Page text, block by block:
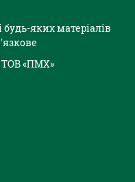
яких матеріалів
ТОВ «ПМХ»